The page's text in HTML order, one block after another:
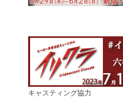
キャスティング協力